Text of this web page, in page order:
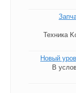
Техника
Новый
В